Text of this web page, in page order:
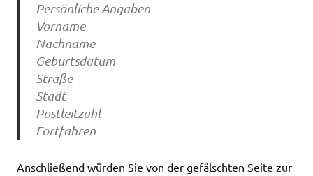
Persönliche Angaben
Vorname
Nachname
Geburtsdatum
Straße
Stadt
Postleitzahl
Fortfahren
Anschließend würden Sie von der gefälschten Seite zur